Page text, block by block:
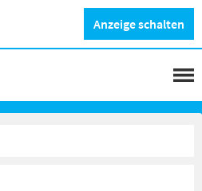
Anzeige schalten